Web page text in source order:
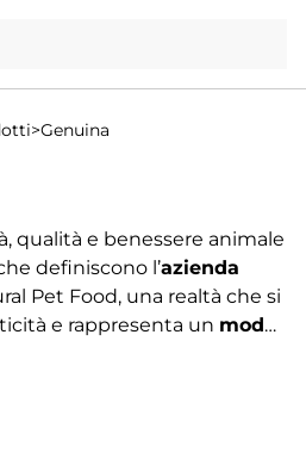
>Genuina
qualità e benessere animale
definiscono l’azienda
Pet Food, una realtà che si
e rappresenta un modo